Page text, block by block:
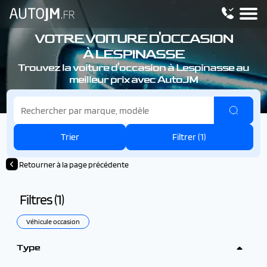
VOTRE VOITURE D'OCCASION
À LESPINASSE
Trouvez la voiture d'occasion à Lespinasse au
meilleur prix avec AutoJM
Trier Filtrer (1)
Retourner à la page précédente
Filtres (1)
Véhicule occasion
Type